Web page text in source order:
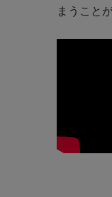
まうこと